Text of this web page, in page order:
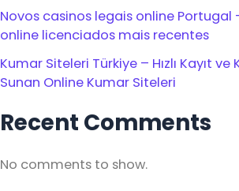
Novos casinos legais online Portugal
online licenciados mais recentes
Kumar Siteleri Türkiye – Hızlı Kayıt ve
Sunan Online Kumar Siteleri
Recent Comments
No comments to show.